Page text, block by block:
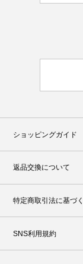
ショッピングガイド
返品交換について
特定商取引法に基づ
SNS利用規約